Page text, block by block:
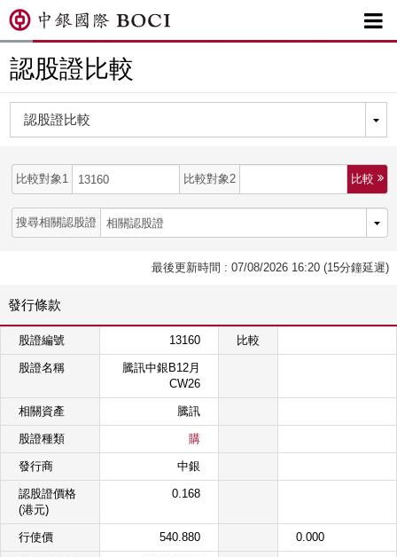

認股證比較
比較對象1 比較對象2 比較 
搜尋相關認股證
最後更新時間 : 07/08/2026 16:20 (15分鐘延遲)
發行條款
股證編號 13160 比較
股證名稱
騰訊中銀B12月
CW26
相關資產 騰訊
股證種類 購
發行商 中銀
認股證價格
(港元)
0.168
行使價 540.880 0.000